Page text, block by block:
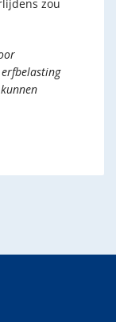
zou